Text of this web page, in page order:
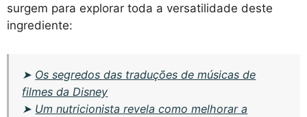
surgem para explorar toda a versatilidade deste
ingrediente:
➤ Os segredos das traduções de músicas de
filmes da Disney
➤ Um nutricionista revela como melhorar a